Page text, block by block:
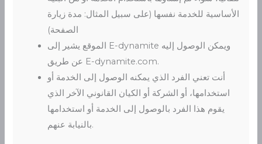
الأساسية للخدمة نفسها (على سبيل المثال: مدة زيارة
الصفحة)
الموقع يشير إلى E-dynamite ويمكن الوصول إليه
عن طريق E-dynamite.com.
أنت تعني الفرد الذي يمكنه الوصول إلى الخدمة أو
استخدامها، أو الشركة أو الكيان القانوني الآخر الذي
يقوم هذا الفرد بالوصول إلى الخدمة أو استخدامها
بالنيابة عنهم.